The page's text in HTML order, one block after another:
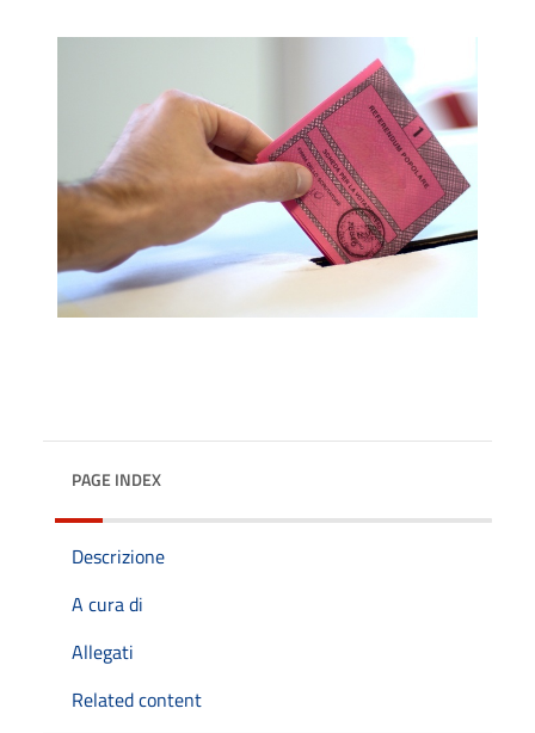
PAGE INDEX
Descrizione
A cura di
Allegati
Related content